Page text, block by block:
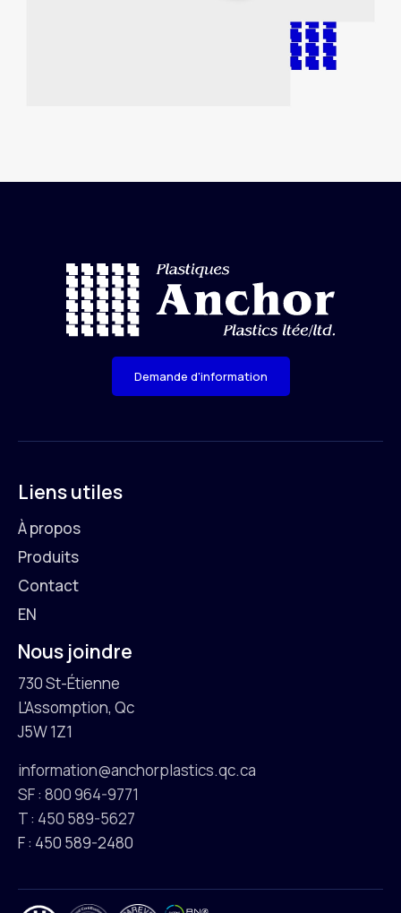
Demande d'information
Liens utiles
À propos
Produits
Contact
EN
Nous joindre
730 St-Étienne
L'Assomption, Qc
J5W 1Z1
information@anchorplastics.qc.ca
SF : 800 964-9771
T : 450 589-5627
F : 450 589-2480